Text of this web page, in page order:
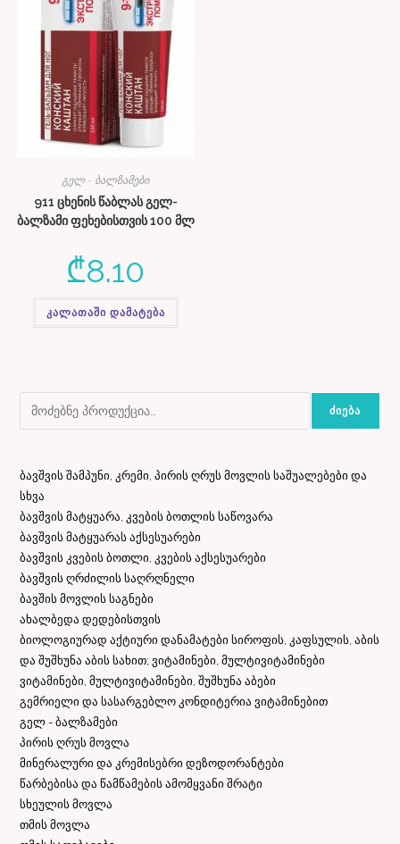
გელ - ბალზამები
911 ცხენის წაბლას გელ-
ბალზამი ფეხებისთვის 100 მლ
₾8.10
კალათაში დამატება
ᲫᲘᲔᲑᲐ
ბავშვის შამპუნი, კრემი, პირის ღრუს მოვლის საშუალებები და
სხვა
ბავშვის მატყუარა, კვების ბოთლის საწოვარა
ბავშვის მატყუარას აქსესუარები
ბავშვის კვების ბოთლი, კვების აქსესუარები
ბავშვის ღრძილის საღრღნელი
ბავშის მოვლის საგნები
ახალბედა დედებისთვის
ბიოლოგიურად აქტიური დანამატები სიროფის, კაფსულის, აბის
და შუშხუნა აბის სახით; ვიტამინები, მულტივიტამინები
ვიტამინები, მულტივიტამინები, შუშხუნა აბები
გემრიელი და სასარგებლო კონდიტერია ვიტამინებით
გელ - ბალზამები
პირის ღრუს მოვლა
მინერალური და კრემისებრი დეზოდორანტები
წარბებისა და წამწამების ამომყვანი შრატი
სხეულის მოვლა
თმის მოვლა